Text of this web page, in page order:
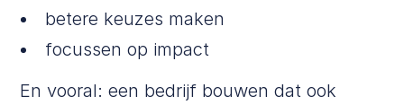
betere keuzes maken
focussen op impact
En vooral: een bedrijf bouwen dat ook